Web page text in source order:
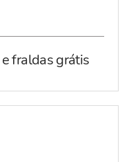
fraldas grátis